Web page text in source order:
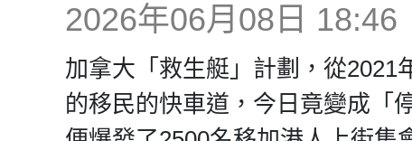
2026年06月08日 18:46
加拿大「救生艇」計劃，從2021
的移民的快車道，今日竟變成「